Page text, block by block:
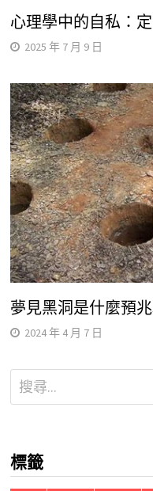
心理學中的自私：
2025 年 7 月 9 日
夢見黑洞是什麼預
2024 年 4 月 7 日
搜
尋
字:
標籤